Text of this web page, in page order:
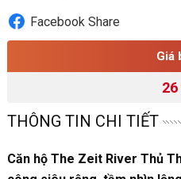
Facebook Share
Giá
THÔNG TIN CHI TIẾT
Căn hộ The Zeit River Thủ